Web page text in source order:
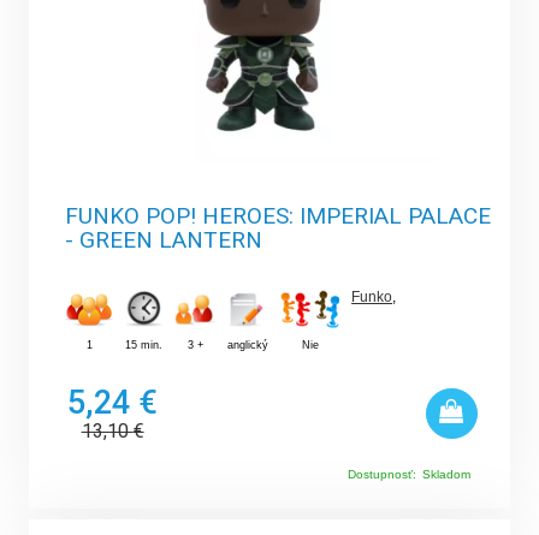
FUNKO POP! HEROES: IMPERIAL PALACE
- GREEN LANTERN
1 15 min. 3 + anglický Nie
Funko,
5,24 €
13,10€
Dostupnosť: Skladom